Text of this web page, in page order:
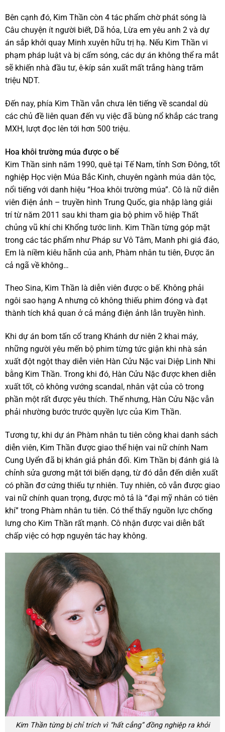
Bên cạnh đó, Kim Thần còn 4 tác phẩm chờ phát sóng là
Câu chuyện ít người biết, Dã hỏa, Lừa em yêu anh 2 và dự
án sắp khởi quay Minh xuyên hữu trị hạ. Nếu Kim Thần vi
phạm pháp luật và bị cấm sóng, các dự án không thể ra mắt
sẽ khiến nhà đầu tư, ê-kíp sản xuất mất trắng hàng trăm
triệu NDT.
Đến nay, phía Kim Thần vẫn chưa lên tiếng về scandal dù
các chủ đề liên quan đến vụ việc đã bùng nổ khắp các trang
MXH, lượt đọc lên tới hơn 500 triệu.
Hoa khôi trường múa được o bế
Kim Thần sinh năm 1990, quê tại Tế Nam, tỉnh Sơn Đông, tốt
nghiệp Học viện Múa Bắc Kinh, chuyên ngành múa dân tộc,
nổi tiếng với danh hiệu “Hoa khôi trường múa”. Cô là nữ diễn
viên điện ảnh – truyền hình Trung Quốc, gia nhập làng giải
trí từ năm 2011 sau khi tham gia bộ phim võ hiệp Thất
chủng vũ khí chi Khổng tước linh. Kim Thần từng góp mặt
trong các tác phẩm như Pháp sư Vô Tâm, Manh phi giá đáo,
Em là niềm kiêu hãnh của anh, Phàm nhân tu tiên, Được ăn
cả ngã về không…
Theo Sina, Kim Thần là diễn viên được o bế. Không phải
ngôi sao hạng A nhưng cô không thiếu phim đóng và đạt
thành tích khả quan ở cả mảng điện ảnh lẫn truyền hình.
Khi dự án bom tấn cổ trang Khánh dư niên 2 khai máy,
những người yêu mến bộ phim từng tức giận khi nhà sản
xuất đột ngột thay diễn viên Hàn Cửu Nặc vai Diệp Linh Nhi
bằng Kim Thần. Trong khi đó, Hàn Cửu Nặc được khen diễn
xuất tốt, cô không vướng scandal, nhân vật của cô trong
phần một rất được yêu thích. Thế nhưng, Hàn Cửu Nặc vẫn
phải nhường bước trước quyền lực của Kim Thần.
Tương tự, khi dự án Phàm nhân tu tiên công khai danh sách
diễn viên, Kim Thần được giao thể hiện vai nữ chính Nam
Cung Uyển đã bị khán giả phản đối. Kim Thần bị đánh giá là
chỉnh sửa gương mặt tới biến dạng, từ đó dẫn đến diễn xuất
có phần đơ cứng thiếu tự nhiên. Tuy nhiên, cô vẫn được giao
vai nữ chính quan trọng, được mô tả là “đại mỹ nhân có tiên
khí” trong Phàm nhân tu tiên. Có thể thấy nguồn lực chống
lưng cho Kim Thần rất mạnh. Cô nhận được vai diễn bất
chấp việc có hợp nguyên tác hay không.
Kim Thần từng bị chỉ trích vì “hất cẳng” đồng nghiệp ra khỏi